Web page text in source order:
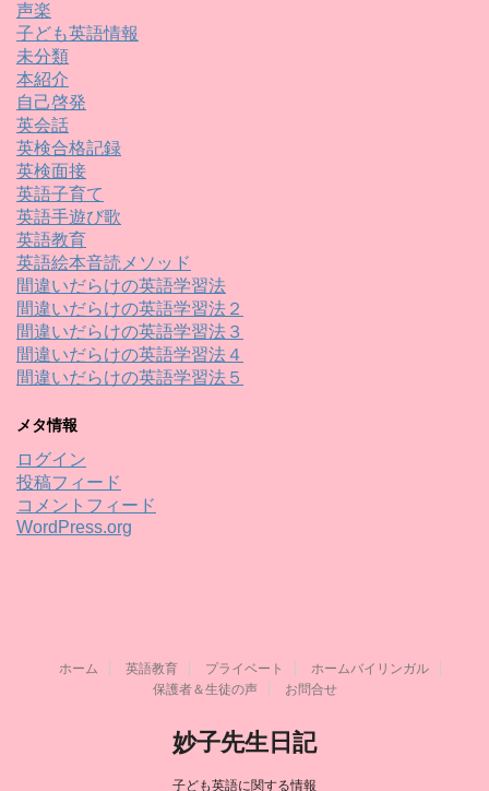
声楽
子ども英語情報
未分類
本紹介
自己啓発
英会話
英検合格記録
英検面接
英語子育て
英語手遊び歌
英語教育
英語絵本音読メソッド
間違いだらけの英語学習法
間違いだらけの英語学習法２
間違いだらけの英語学習法３
間違いだらけの英語学習法４
間違いだらけの英語学習法５
メタ情報
ログイン
投稿フィード
コメントフィード
WordPress.org
ホーム 英語教育 プライベート
ホームバイリンガル
保護者＆生徒の声
お問合せ
妙子先生日記
子ども英語に関する情報